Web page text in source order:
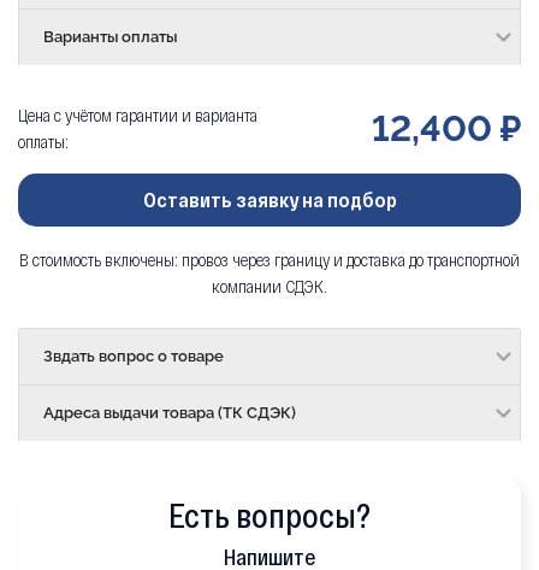
Варианты оплаты
Цена с учётом гарантии и варианта
оплаты:
12,400 ₽
Оставить заявку на подбор
В стоимость включены: провоз через границу и доставка до транспортной
компании СДЭК.
Звдать вопрос о товаре
Адреса выдачи товара (ТК СДЭК)
Есть вопросы?
Напишите